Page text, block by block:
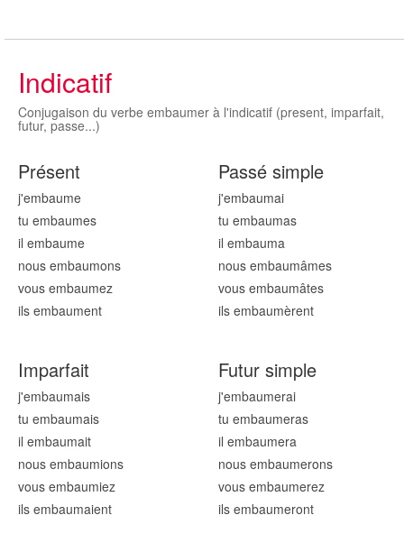
Indicatif
Conjugaison du verbe embaumer à l'indicatif (present, imparfait,
futur, passe...)
Présent
j'embaume
tu embaumes
il embaume
nous embaumons
vous embaumez
ils embaument
Passé simple
j'embaumai
tu embaumas
il embauma
nous embaumâmes
vous embaumâtes
ils embaumèrent
Imparfait
j'embaumais
tu embaumais
il embaumait
nous embaumions
vous embaumiez
ils embaumaient
Futur simple
j'embaumerai
tu embaumeras
il embaumera
nous embaumerons
vous embaumerez
ils embaumeront